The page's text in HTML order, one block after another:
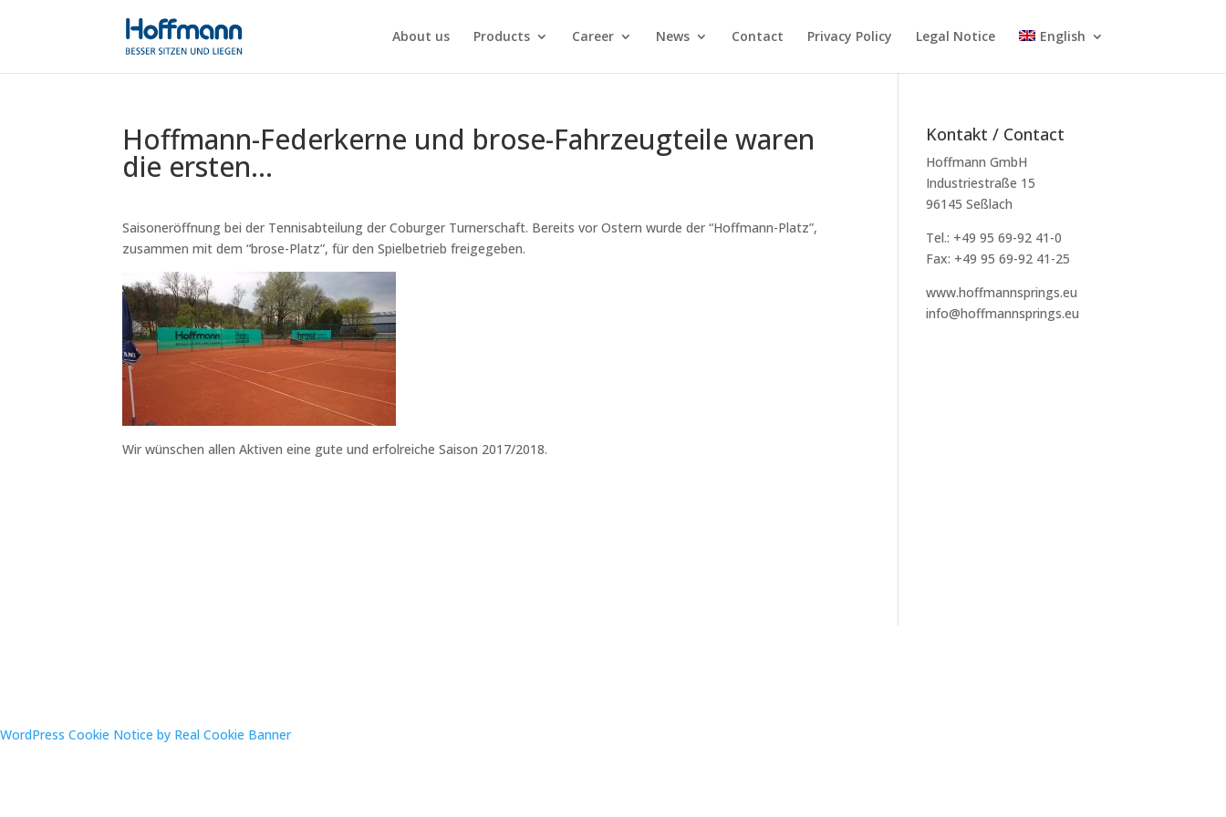
About us Products Career News Contact Privacy Policy Legal Notice English
Hoffmann-Federkerne und brose-Fahrzeugteile waren
die ersten…
Saisoneröffnung bei der Tennisabteilung der Coburger Turnerschaft. Bereits vor Ostern wurde der “Hoffmann-Platz”,
zusammen mit dem “brose-Platz”, für den Spielbetrieb freigegeben.
Wir wünschen allen Aktiven eine gute und erfolreiche Saison 2017/2018.
Kontakt / Contact
Hoffmann GmbH
Industriestraße 15
96145 Seßlach
Tel.: +49 95 69-92 41-0
Fax: +49 95 69-92 41-25
www.hoffmannsprings.eu
info@hoffmannsprings.eu
WordPress Cookie Notice by Real Cookie Banner